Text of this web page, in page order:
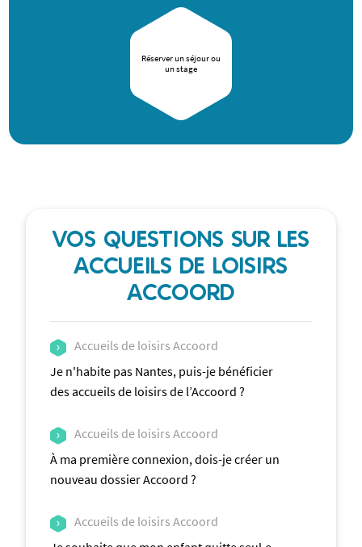
Réserver un séjour ou
un stage
VOS QUESTIONS SUR LES
ACCUEILS DE LOISIRS
ACCOORD
Accueils de loisirs Accoord
Je n'habite pas Nantes, puis-je bénéficier
des accueils de loisirs de l’Accoord ?
Accueils de loisirs Accoord
À ma première connexion, dois-je créer un
nouveau dossier Accoord ?
Accueils de loisirs Accoord